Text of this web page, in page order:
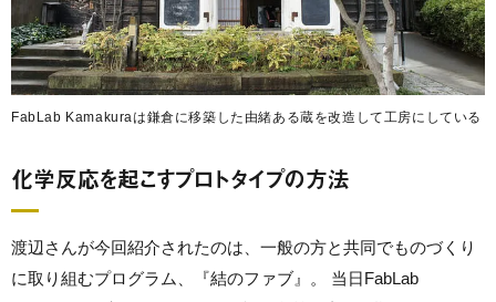
FabLab Kamakuraは鎌倉に移築した由緒ある蔵を改造して工房にしている
化学反応を起こすプロトタイプの方法
渡辺さんが今回紹介されたのは、一般の方と共同でものづくり
に取り組むプログラム、『結のファブ』。 当日FabLab